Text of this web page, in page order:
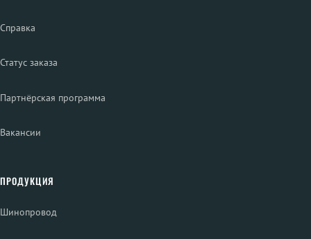
Справка
Статус заказа
Партнёрская программа
Вакансии
ПРОДУКЦИЯ
Шинопровод